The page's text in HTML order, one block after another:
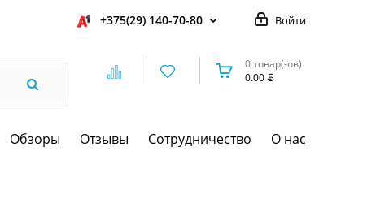
Войти
+375(29) 140-70-80
0 товар(-ов)
0.00
Обзоры Отзывы Сотрудничество О нас